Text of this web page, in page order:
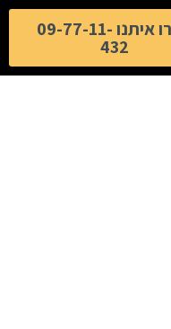
דברו איתנו 09-77-11-
432